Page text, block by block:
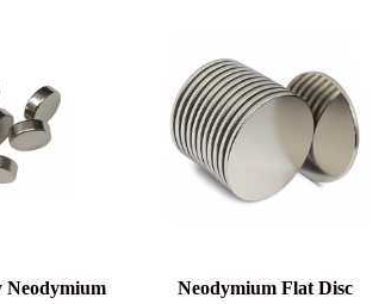
Neodymium
Neodymium Flat Disc